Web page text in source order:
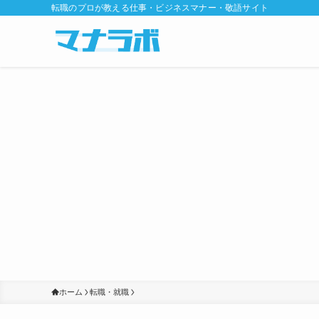
転職のプロが教える仕事・ビジネスマナー・敬語サイト
ホーム 転職・就職